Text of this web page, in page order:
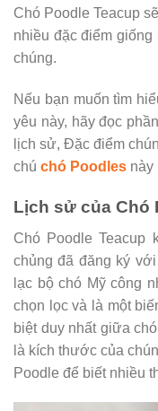
Chó Poodle Teacup
nhiều đặc điểm
chúng.
Nếu bạn muốn tìm
yêu này, hãy đọc
lịch sử, Đặc điểm
chú chó Poodles này
Lịch sử của Chó
Chó Poodle Teacup
chủng đã đăng ký
lạc bộ chó Mỹ công
chọn lọc và là một
biệt duy nhất giữa
là kích thước của
Poodle để biết nhiều